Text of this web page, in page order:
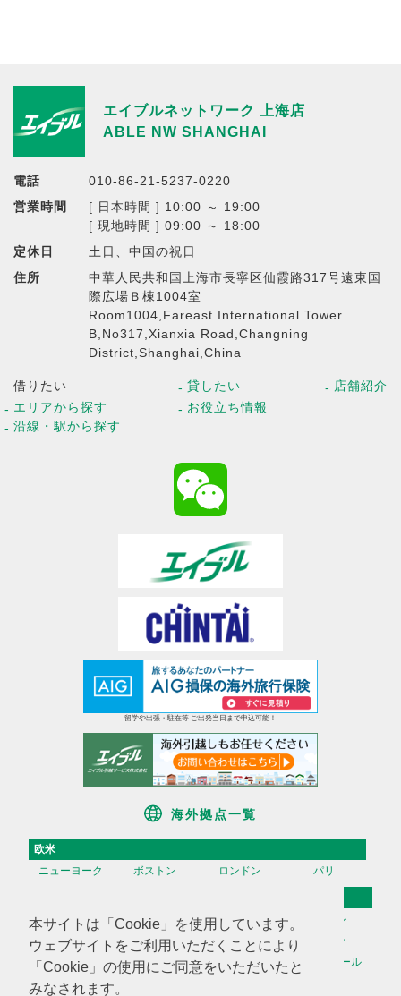
本サイトは「Cookie」を使用しています。
ウェブサイトをご利用いただくことにより
「Cookie」の使用にご同意をいただいたと
みなされます。
エイブルネットワーク 上海店
ABLE NW SHANGHAI
電話
010-86-21-5237-0220
営業時間
[ 日本時間 ] 10:00 ～ 19:00
[ 現地時間 ] 09:00 ～ 18:00
定休日
土日、中国の祝日
住所
中華人民共和国上海市長寧区仙霞路317号遠東国
際広場Ｂ棟1004室
Room1004,Fareast International Tower
B,No317,Xianxia Road,Changning
District,Shanghai,China
借りたい
エリアから探す
沿線・駅から探す
貸したい
お役立ち情報
店舗紹介
留学や出張・駐在等 ご出発当日まで申込可能！
海外拠点一覧
欧米
ニューヨーク
ボストン ロンドン パリ
香港
台湾 高雄
ソウル
天津
上海 蘇州
深セン
広州
ハノイ マニラ シンガポール